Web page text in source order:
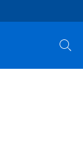
Cerca